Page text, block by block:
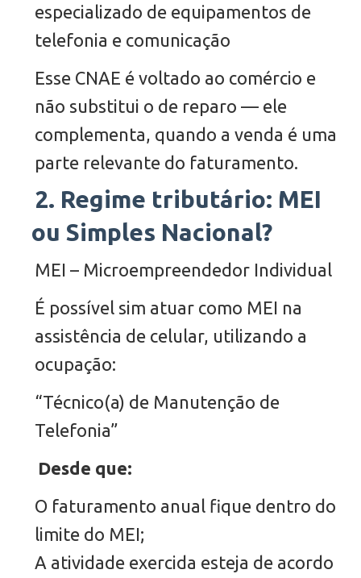
especializado de equipamentos de
telefonia e comunicação
Esse CNAE é voltado ao comércio e
não substitui o de reparo — ele
complementa, quando a venda é uma
parte relevante do faturamento.
2. Regime tributário: MEI
ou Simples Nacional?
MEI – Microempreendedor Individual
É possível sim atuar como MEI na
assistência de celular, utilizando a
ocupação:
“Técnico(a) de Manutenção de
Telefonia”
Desde que:
O faturamento anual fique dentro do
limite do MEI;
A atividade exercida esteja de acordo